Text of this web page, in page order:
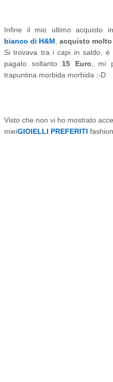
Infine il mio ultimo acquisto
bianco di H&M acquisto
Si trovava tra i capi in saldo,
pagato soltanto 15 Euro , mi
trapuntina morbida morbida :-D
Visto che non vi ho mostrato
mieiGIOIELLI PREFERITI